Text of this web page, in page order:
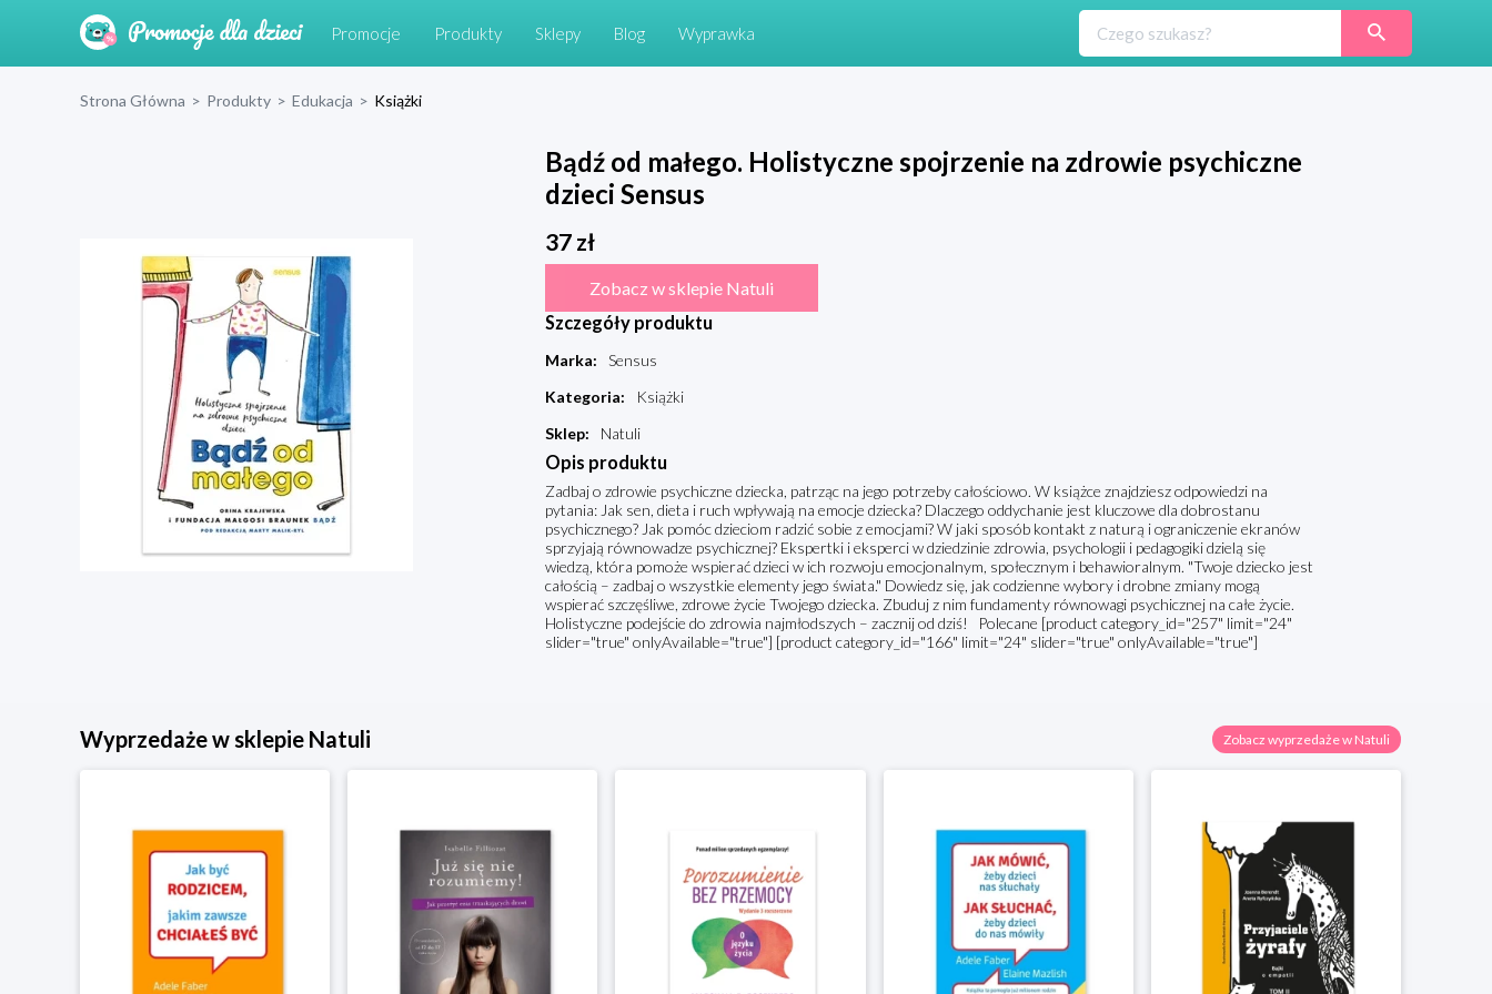
Promocje Produkty Sklepy Blog Wyprawka
Strona Główna > Produkty > Edukacja > Książki
Bądź od małego. Holistyczne spojrzenie na zdrowie psychiczne
dzieci Sensus
37zł
Zobacz w sklepie Natuli
Szczegóły produktu
Marka:
Sensus
Kategoria:
Książki
Sklep: Natuli
Opis produktu
Zadbaj o zdrowie psychiczne dziecka, patrząc na jego potrzeby całościowo. W książce znajdziesz odpowiedzi na
pytania: Jak sen, dieta i ruch wpływają na emocje dziecka? Dlaczego oddychanie jest kluczowe dla dobrostanu
psychicznego? Jak pomóc dzieciom radzić sobie z emocjami? W jaki sposób kontakt z naturą i ograniczenie ekranów
sprzyjają równowadze psychicznej? Ekspertki i eksperci w dziedzinie zdrowia, psychologii i pedagogiki dzielą się
wiedzą, która pomoże wspierać dzieci w ich rozwoju emocjonalnym, społecznym i behawioralnym. "Twoje dziecko jest
całością – zadbaj o wszystkie elementy jego świata." Dowiedz się, jak codzienne wybory i drobne zmiany mogą
wspierać szczęśliwe, zdrowe życie Twojego dziecka. Zbuduj z nim fundamenty równowagi psychicznej na całe życie.
Holistyczne podejście do zdrowia najmłodszych – zacznij od dziś! Polecane [product category_id="257" limit="24"
slider="true" onlyAvailable="true"] [product category_id="166" limit="24" slider="true" onlyAvailable="true"]
Wyprzedaże w sklepie Natuli Zobacz wyprzedaże w Natuli